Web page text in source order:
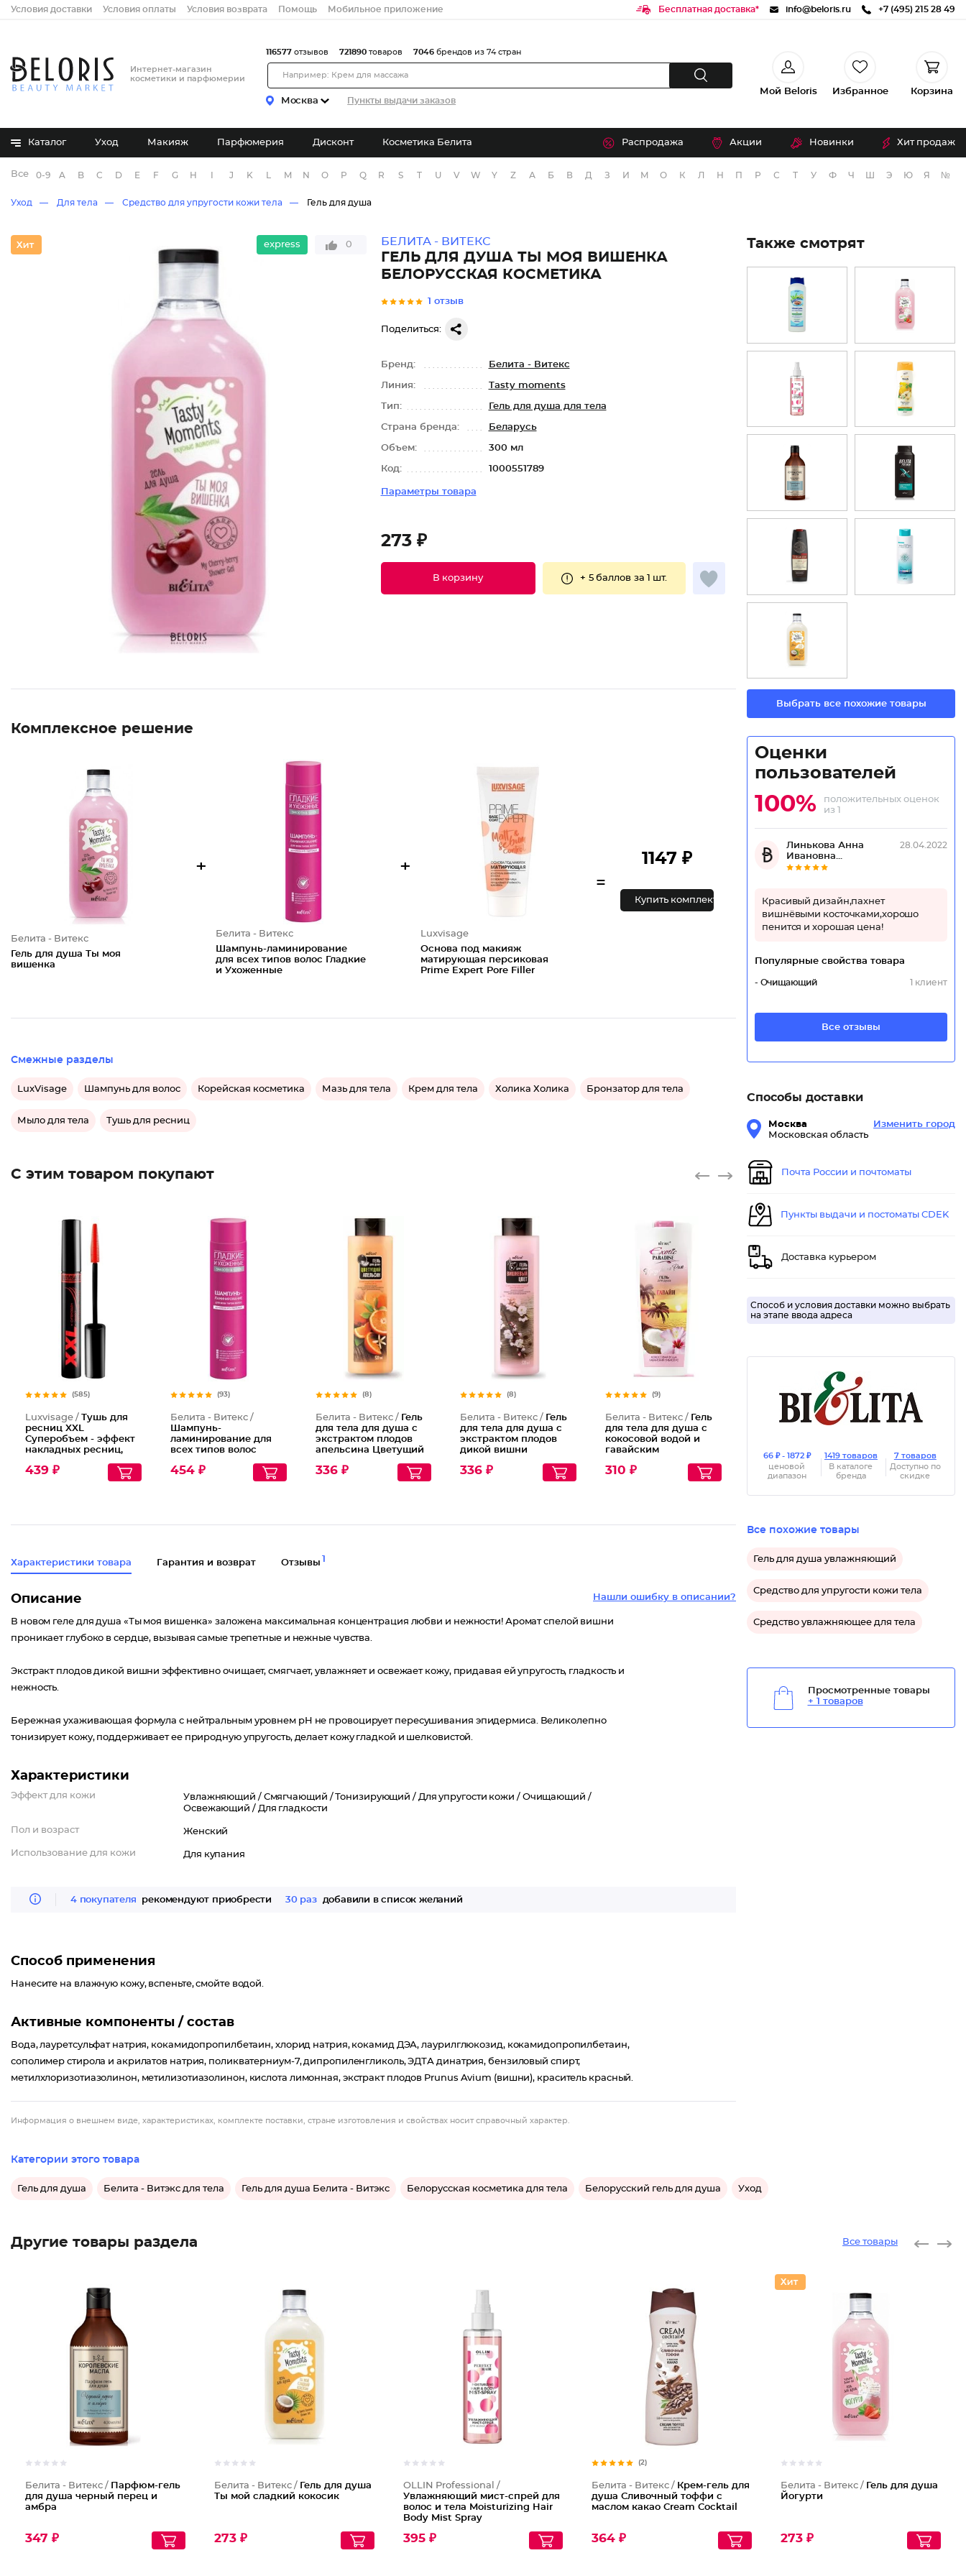
Условия доставки Условия оплаты Условия возврата Помощь Мобильное приложение Бесплатная доставка* info@beloris.ru +7 (495) 215 28 49
Интернет-магазин
косметики и парфюмерии
Москва Пункты выдачи заказов
116577 отзывов 721890 товаров 7046 брендов из 74 стран
Мой Beloris Избранное Корзина
Каталог Уход Макияж Парфюмерия Дисконт Косметика Белита Распродажа Акции Новинки Хит продаж
Все бренды
0-9 A B C D E F G H J K M N O P Q R S T U V W Y Z А Б В Д З И М О К Л Н П Р С Т У Ф Ч Э Ю Я №
Уход Для тела Средство для упругости кожи тела Гель для душа
express 0 БЕЛИТА - ВИТЕКС
ГЕЛЬ ДЛЯ ДУША ТЫ МОЯ ВИШЕНКА
БЕЛОРУССКАЯ КОСМЕТИКА
1 отзыв
Поделиться:
Бренд: Белита - Витекс
Линия: Tasty moments
Тип: Гель для душа для тела
Страна бренда: Беларусь
Объем: 300 мл
Код: 1000551789
Параметры товара
273 ₽
В корзину + 5 баллов за 1 шт.
Комплексное решение
Белита - Витекс
Гель для душа Ты моя
вишенка
+
Белита - Витекс
Шампунь-ламинирование
для всех типов волос Гладкие
и Ухоженные
+
Luxvisage
Основа под макияж
матирующая персиковая
Prime Expert Pore Filler
=
1147 ₽
Купить комплект
Смежные разделы
LuxVisage Шампунь для волос Корейская косметика Мазь для тела Крем для тела Холика Холика Бронзатор для тела
Мыло для тела Тушь для ресниц
С этим товаром покупают
(585)
Luxvisage / Тушь для
ресниц XXL
Суперобъем - эффект
накладных ресниц,
439 ₽
(93)
Белита - Витекс /
Шампунь-
ламинирование для
всех типов волос
454 ₽
(8)
Белита - Витекс / Гель
для тела для душа с
экстрактом плодов
апельсина Цветущий
336 ₽
(8)
Белита - Витекс / Гель
для тела для душа с
экстрактом плодов
дикой вишни
336 ₽
(9)
Белита - Витекс / Гель
для тела для душа с
кокосовой водой и
гавайским
310 ₽
Характеристики товара Гарантия и возврат Отзывы 1
Нашли ошибку в описании?
Описание
В новом геле для душа «Ты моя вишенка» заложена максимальная концентрация любви и нежности! Аромат спелой вишни
проникает глубоко в сердце, вызывая самые трепетные и нежные чувства.
Экстракт плодов дикой вишни эффективно очищает, смягчает, увлажняет и освежает кожу, придавая ей упругость, гладкость и
нежность.
Бережная ухаживающая формула с нейтральным уровнем pH не провоцирует пересушивания эпидермиса. Великолепно
тонизирует кожу, поддерживает ее природную упругость, делает кожу гладкой и шелковистой.
Характеристики
Эффект для кожи Увлажняющий / Смягчающий /Тонизирующий / Для упругости кожи / Очищающий /
Освежающий / Для гладкости
Пол и возраст Женский
Использование для кожи Для купания
4 покупателя рекомендуют приобрести 30 раз добавили в список желаний
Способ применения
Нанесите на влажную кожу, вспеньте, смойте водой.
Активные компоненты / состав
Вода, лауретсульфат натрия, кокамидопропилбетаин, хлорид натрия, кокамид ДЭА, лаурилглюкозид, кокамидопропилбетаин,
сополимер стирола и акрилатов натрия, поликватерниум-7, дипропиленгликоль, ЭДТА динатрия, бензиловый спирт,
метилхлоризотиазолинон, метилизотиазолинон, кислота лимонная, экстракт плодов Prunus Avium (вишни), краситель красный.
Информация о внешнем виде, характеристиках, комплекте поставки, стране изготовления и свойствах носит справочный характер.
Также смотрят
Выбрать все похожие товары
Оценки
пользователей
100%
положительных оценок
из 1
Линькова Анна
Ивановна...
28.04.2022
Красивый дизайн,пахнет
вишнёвыми косточками,хорошо
пенится и хорошая цена!
Популярные свойства товара
- Очищающий 1 клиент
Все отзывы
Способы доставки
Москва
Московская область
Изменить город
Почта России и почтоматы
Пункты выдачи и постоматы CDEK
Доставка курьером
Способ и условия доставки можно выбрать
на этапе ввода адреса
66 ₽ - 1872 ₽
ценовой
диапазон
1419 товаров
В каталоге
бренда
7 товаров
Доступно по
скидке
Все похожие товары
Гель для душа увлажняющий
Средство для упругости кожи тела
Средство увлажняющее для тела
Просмотренные товары
+ 1 товаров
Категории этого товара
Гель для душа Белита - Витэкс для тела Гель для душа Белита - Витэкс Белорусская косметика для тела Белорусский гель для душа Уход
Другие товары раздела Все товары
Белита - Витекс / Парфюм-гель
для душа черный перец и
амбра
347 ₽
Белита - Витекс / Гель для душа
Ты мой сладкий кокосик
273 ₽
OLLIN Professional /
Увлажняющий мист-спрей для
волос и тела Moisturizing Hair
Body Mist Spray
395 ₽
(2)
Белита - Витекс / Крем-гель для
душа Сливочный тоффи с
маслом какао Cream Cocktail
364 ₽
Белита - Витекс / Гель для душа
Йогурти
273 ₽